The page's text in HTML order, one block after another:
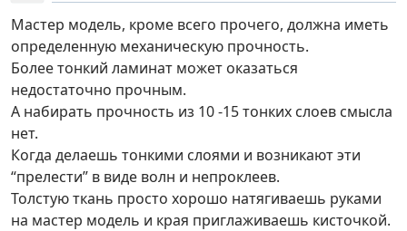
Мастер модель, кроме всего прочего, должна иметь
определенную механическую прочность.
Более тонкий ламинат может оказаться
недостаточно прочным.
А набирать прочность из 10 -15 тонких слоев смысла
нет.
Когда делаешь тонкими слоями и возникают эти
“прелести” в виде волн и непроклеев.
Толстую ткань просто хорошо натягиваешь руками
на мастер модель и края приглаживаешь кисточкой.